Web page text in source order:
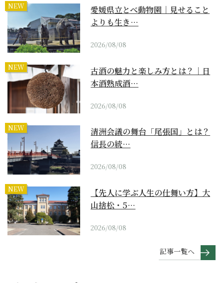
NEW
愛媛県立とべ動物園｜見せること
よりも生き…
2026/08/08
NEW
古酒の魅力と楽しみ方とは？｜日
本酒熟成酒…
2026/08/08
NEW
清洲会議の舞台「尾張国」とは？
信長の統…
2026/08/08
NEW
【先人に学ぶ人生の仕舞い方】大
山捨松・5…
2026/08/08
記事一覧へ